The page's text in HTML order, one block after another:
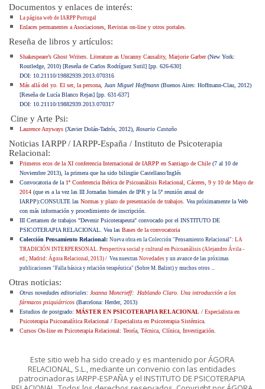
Documentos y enlaces de interés:
La página web de IARPP Portugal
Enlaces permanentes a Asociaciones, Revistas on-line y otros portales
Reseña de libros y artículos:
Shakespeare’s Ghost Writers. Literature as Uncanny Causality, Marjorie Garber(New York:
Routledge, 2010) [Reseña de Carlos Rodríguez Sutil] [pp. 626-630]
DOI: 10.21110/19882939.2013.070316
Más allá del yo. El ser, la persona
Juan Miguel Hoffmann (Buenos Aires: Hoffmann-Clau, 2012)
[Reseña de Lucía Blanco Rejas] [pp. 631-637]
DOI: 10.21110/19882939.2013.070317
Cine y Arte Psi:
Laurence Anyways (Xavier Dolán-Tadrós, 2012), Rosario Castaño
Noticias IARPP / IARPP-España / Instituto de Psicoterapia
Relacional:
Primeros ecos de la XI conferencia Internacional de IARPP en Santiago de Chile (7 al 10 de
Noviembre 2013), la primera que ha sido bilingüe Castellano/Inglés
Convocatoria de la 1ª Conferencia Ibérica de Psicoanálisis Relacional, Cáceres, 9 y 10 de Mayo de
2014 (que es a la vez las III Jornadas bienales de IPR y la 5ª reunión anual de
IARPP):CONSULTE las Normas y plazo de presentación de trabajos . Vea próximamente la Web
con más información y procedimiento de inscripción.
III Certamen de trabajos "Devenir Psicoterapeuta" convocado por el INSTITUTO DE
PSICOTERAPIA RELACIONAL. Vea las Bases de la convocatoria
Colección Pensamiento Relacional: Nueva obra en la Colección "Pensamiento Relacional": LA
TRADICIÓN INTERPERSONAL. Perspectiva social y cultural en Psicoanálisis (Alejandro Ávila -
ed.; Madrid: Ágora Relacional, 2013) / Vea nuestras Novedades y un avance de las próximas
publicaciones "Falla básica y relación terapéutica" (Sobre M. Balint) y muchos otros ...
Otras noticias:
Otras novedades editoriales: Joanna Moncrieff: Hablando Claro. Una introducción a los
fármacos psiquiátricos (Barcelona: Herder, 2013)
Estudios de postgrado: MÁSTER EN PSICOTERAPIA RELACIONAL / Especialista en
Psicoterapia Psicoanalítica Relacional / Especialista en Psicoterapia Sistémica
Cursos On-line en Psicoterapia Relacional: Teoría, Técnica, Clínica, Investigación
Este sitio web ha sido creado y es mantenido por ÁGORA
RELACIONAL, S.L., mediante un convenio con las entidades
patrocinadoras IARPP-ESPAÑA y el INSTITUTO DE PSICOTERAPIA